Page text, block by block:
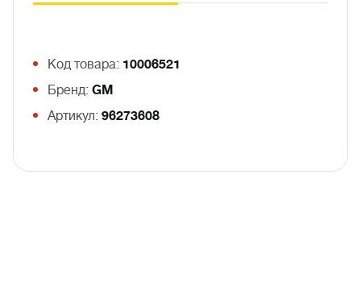
Код товара: 10006521
Бренд: GM
Артикул: 96273608